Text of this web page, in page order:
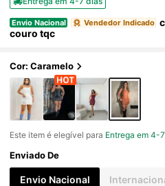
Envio Nacional Vendedor Indicado
couro tqc
Cor: Caramelo
Este item é elegível para Entrega em 4-
Enviado De
Envio Nacional